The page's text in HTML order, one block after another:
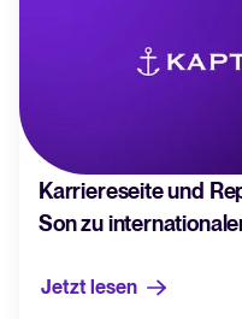
Karriereseite und
Son zu
Jetzt lesen